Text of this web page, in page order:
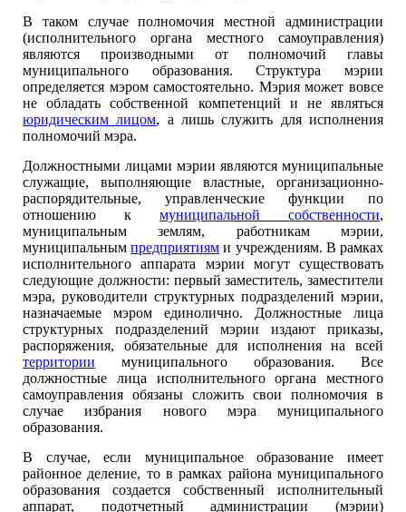
В таком случае полномочия местной администрации
(исполнительного органа местного самоуправления)
являются производными от полномочий главы
муниципального образования. Структура мэрии
определяется мэром самостоятельно. Мэрия может вовсе
не обладать собственной компетенций и не являться
юридическим лицом, а лишь служить для исполнения
полномочий мэра.
Должностными лицами мэрии являются муниципальные
служащие, выполняющие властные, организационно-
распорядительные, управленческие функции по
отношению к муниципальной собственности,
муниципальным землям, работникам мэрии,
муниципальнымпредприятиям и учреждениям. В рамках
исполнительного аппарата мэрии могут существовать
следующие должности: первый заместитель, заместители
мэра, руководители структурных подразделений мэрии,
назначаемые мэром единолично. Должностные лица
структурных подразделений мэрии издают приказы,
распоряжения, обязательные для исполнения на всей
территории муниципального образования. Все
должностные лица исполнительного органа местного
самоуправления обязаны сложить свои полномочия в
случае избрания нового мэра муниципального
образования.
В случае, если муниципальное образование имеет
районное деление, то в рамках района муниципального
образования создается собственный исполнительный
аппарат, подотчетный администрации (мэрии)